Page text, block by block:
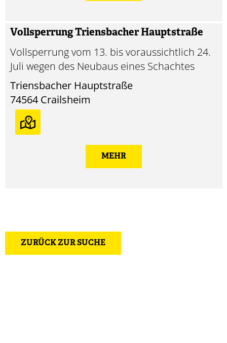
Vollsperrung Triensbacher Hauptstraße
Triensbacher Hauptstraße
74564 Crailsheim
Vollsperrung vom 13. bis voraussichtlich 24.
Juli wegen des Neubaus eines Schachtes
MEHR
ZURÜCK ZUR SUCHE